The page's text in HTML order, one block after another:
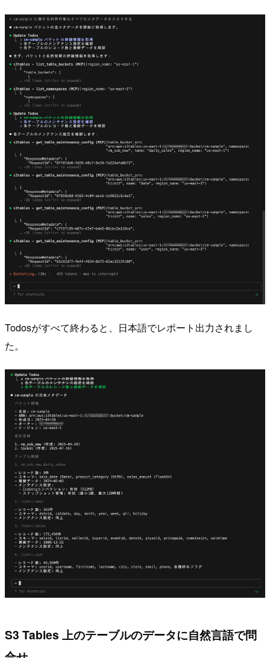
Todosがすべて終わると、日本語でレポート出力されまし
た。
S3 Tables 上のテーブルのデータに自然言語で問